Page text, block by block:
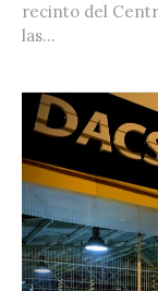
recinto del
las...